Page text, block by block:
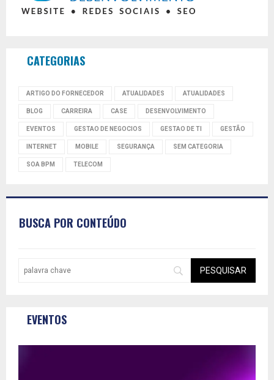
CATEGORIAS
ARTIGO DO FORNECEDOR ATUALIDADES ATUALIDADES
BLOG CARREIRA CASE DESENVOLVIMENTO
EVENTOS GESTAO DE NEGOCIOS GESTAO DE TI GESTÃO
INTERNET MOBILE SEGURANÇA SEM CATEGORIA
SOA BPM TELECOM
BUSCA POR CONTEÚDO
EVENTOS